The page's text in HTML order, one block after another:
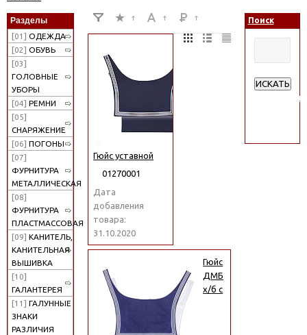
Разделы
[01] ОДЕЖДА
[02] ОБУВЬ
[03]
ГОЛОВНЫЕ
УБОРЫ
[04] РЕМНИ
[05]
СНАРЯЖЕНИЕ
[06] ПОГОНЫ
[07]
ФУРНИТУРА
МЕТАЛЛИЧЕСКАЯ
[08]
ФУРНИТУРА
ПЛАСТМАССОВАЯ
[09] КАНИТЕЛЬ,
КАНИТЕЛЬНАЯ
ВЫШИВКА
[10]
ГАЛАНТЕРЕЯ
[11] ГАЛУННЫЕ
ЗНАКИ
РАЗЛИЧИЯ
Гюйс уставной
01270001
Дата
добавления
товара:
31.10.2020
Гюйс
ДМБ
х/б с
Поиск
ИСКАТЬ